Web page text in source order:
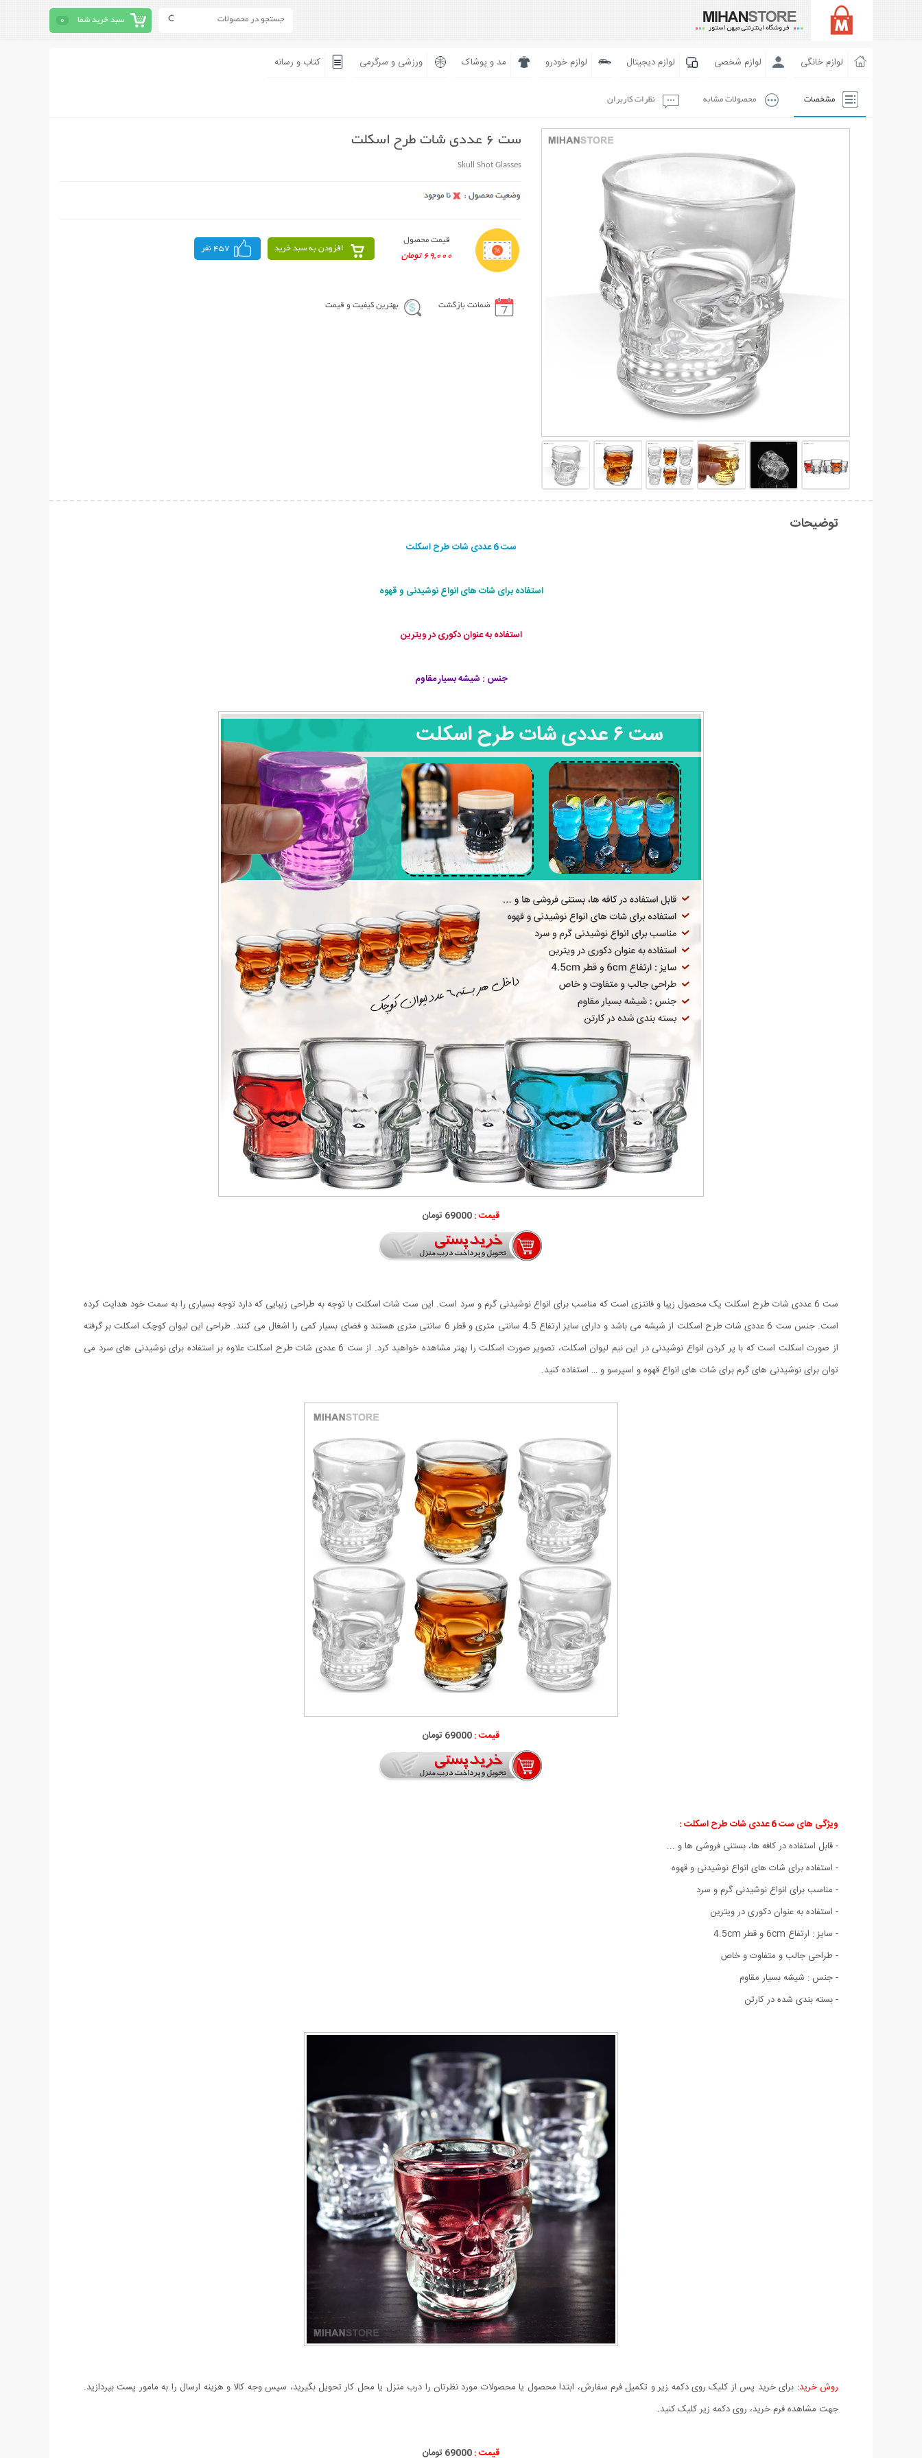
سبد خرید شما 0
لوازم خانگی لوازم شخصی لوازم دیجیتال لوازم خودرو مد و پوشاک ورزشی و سرگرمی کتاب و رسانه
مشخصات محصولات مشابه نظرات کاربران
ست 6 عددی شات طرح اسکلت
Skull Shot Glasses
قیمت محصول
69,000 تومان
افزودن به سبد خرید 457 نفر
ضمانت بازگشت بهترین کیفیت و قیمت
توضیحات
ست 6 عددی شات طرح اسکلت
استفاده برای شات های انواع نوشیدنی و قهوه
استفاده به عنوان دکوری در ویترین
جنس : شیشه بسیار مقاوم
قیمت :69000 تومان
ست 6 عددی شات طرح اسکلت یک محصول زیبا و فانتزی است که مناسب برای انواع نوشیدنی گرم و سرد است. این ست شات اسکلت با توجه به طراحی زیبایی که دارد توجه بسیاری را به سمت خود هدایت کرده
است. جنس ست 6 عددی شات طرح اسکلت از شیشه می باشد و دارای سایز ارتفاع 4.5 سانتی متری و قطر 6 سانتی متری هستند و فضای بسیار کمی را اشغال می کنند. طراحی این لیوان کوچک اسکلت بر گرفته
از صورت اسکلت است که با پر کردن انواع نوشیدنی در این نیم لیوان اسکلت، تصویر صورت اسکلت را بهتر مشاهده خواهید کرد. از ست 6 عددی شات طرح اسکلت علاوه بر استفاده برای نوشیدنی های سرد می
توان برای نوشیدنی های گرم برای شات های انواع قهوه و اسپرسو و … استفاده کنید.
قیمت :69000 تومان
ویژگی های ست 6 عددی شات طرح اسکلت :
- قابل استفاده در کافه ها، بستنی فروشی ها و ...
- استفاده برای شات های انواع نوشیدنی و قهوه
- مناسب برای انواع نوشیدنی گرم و سرد
- استفاده به عنوان دکوری در ویترین
- سایز : ارتفاع 6cm و قطر 4.5cm
- طراحی جالب و متفاوت و خاص
- جنس : شیشه بسیار مقاوم
- بسته بندی شده در كارتن
روش خرید: برای خرید پس از کلیک روی دکمه زیر و تکمیل فرم سفارش، ابتدا محصول یا محصولات مورد نظرتان را درب منزل یا محل کار تحویل بگیرید، سپس وجه کالا و هزینه ارسال را به مامور پست بپردازید.
جهت مشاهده فرم خرید، روی دکمه زیر کلیک کنید.
قیمت :69000 تومان